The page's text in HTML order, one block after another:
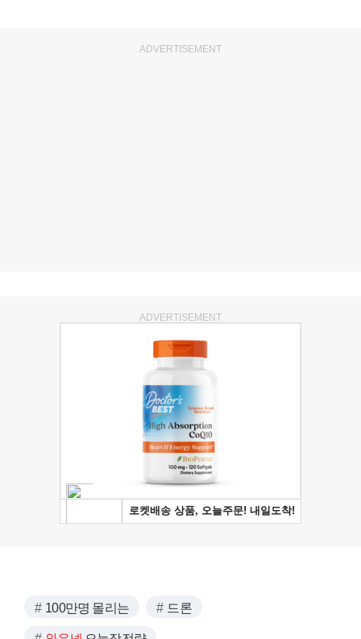
ADVERTISEMENT
ADVERTISEMENT
100만명 몰리는 드론